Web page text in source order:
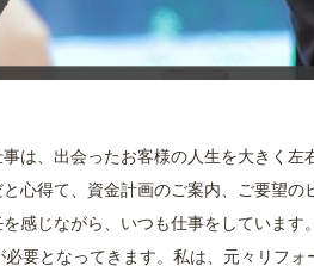
は、出会ったお客様の人生を大きく左
心得て、資金計画のご案内、ご要望
感じながら、いつも仕事をしています。
要となってきます。私は、元々リフ